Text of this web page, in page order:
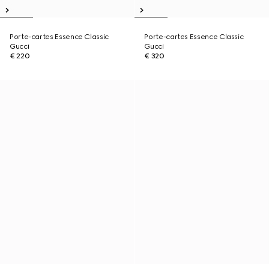
Porte-cartes Essence Classic
Gucci
€ 220
Porte-cartes Essence Classic
Gucci
€ 320